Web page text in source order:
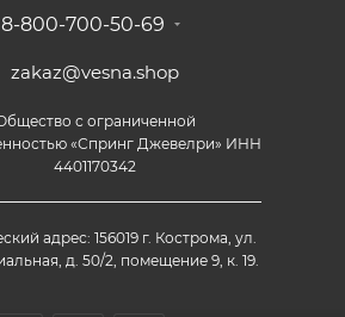
8-800-700-50-69
zakaz@vesna.shop
с ограниченной
«Спринг Джевелри» ИНН
4401170342
адрес: 156019 г. Кострома, ул.
д. 50/2, помещение 9, к. 19.